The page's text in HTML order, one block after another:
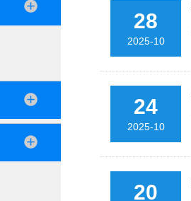
28
2025-10
24
2025-10
20